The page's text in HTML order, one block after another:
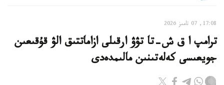
17:08, 07 تامىز 2026
ترامپ ا ق ش-تا تۋۋ ارقىلى ازاماتتىق الۋ قۇقىعىن
جويعىسى كەلەتىنىن مالىمدەدى